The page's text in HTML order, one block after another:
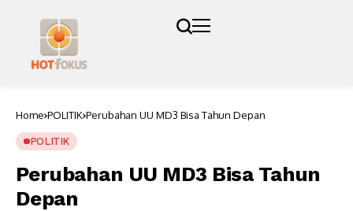
Home POLITIK Perubahan UU MD3 Bisa Tahun Depan
POLITIK
Perubahan UU MD3 Bisa Tahun
Depan